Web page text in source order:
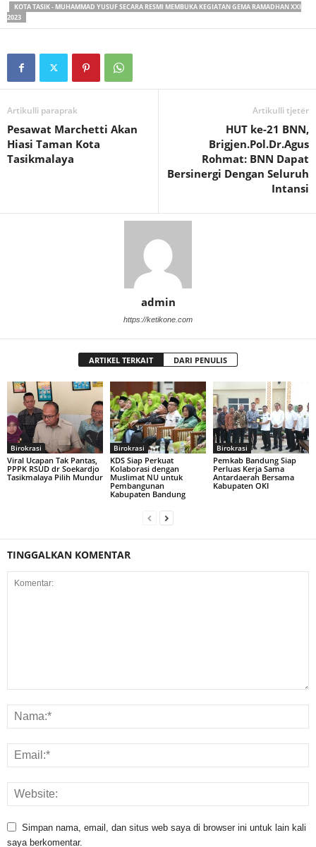
KOTA TASIK - MUHAMMAD YUSUF SECARA RESMI MEMBUKA KEGIATAN GEMA RAMADHAN XXI
2023
Artikulli paraprak
Pesawat Marchetti Akan
Hiasi Taman Kota
Tasikmalaya
Artikulli tjetër
HUT ke-21 BNN,
Brigjen.Pol.Dr.Agus
Rohmat: BNN Dapat
Bersinergi Dengan Seluruh
Intansi
admin
https://ketikone.com
ARTIKEL TERKAIT DARI PENULIS
Birokrasi
Viral Ucapan Tak Pantas,
PPPK RSUD dr Soekardjo
Tasikmalaya Pilih Mundur
Birokrasi
KDS Siap Perkuat
Kolaborasi dengan
Muslimat NU untuk
Pembangunan
Kabupaten Bandung
Birokrasi
Pemkab Bandung Siap
Perluas Kerja Sama
Antardaerah Bersama
Kabupaten OKI
TINGGALKAN KOMENTAR
Simpan nama, email, dan situs web saya di browser ini untuk lain kali
saya berkomentar.